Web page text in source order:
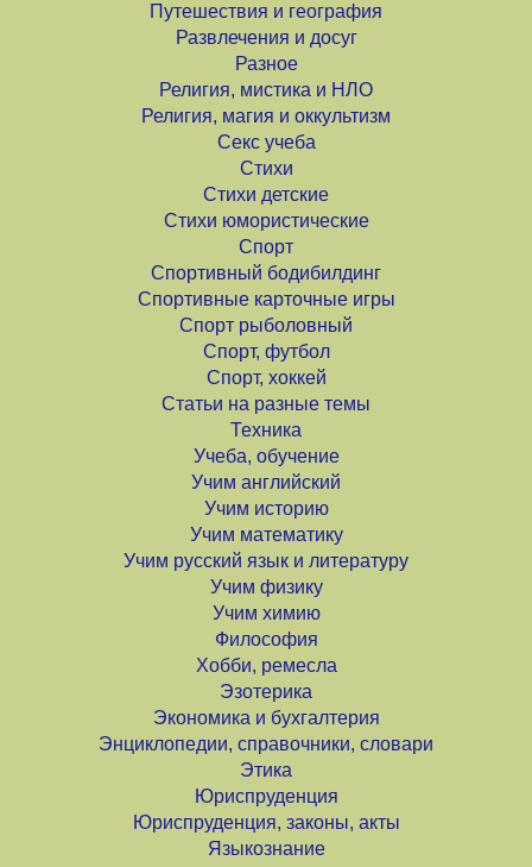
Путешествия и география
Развлечения и досуг
Разное
Религия, мистика и НЛО
Религия, магия и оккультизм
Секс учеба
Стихи
Стихи детские
Стихи юмористические
Спорт
Спортивный бодибилдинг
Спортивные карточные игры
Спорт рыболовный
Спорт, футбол
Спорт, хоккей
Статьи на разные темы
Техника
Учеба, обучение
Учим английский
Учим историю
Учим математику
Учим русский язык и литературу
Учим физику
Учим химию
Философия
Хобби, ремесла
Эзотерика
Экономика и бухгалтерия
Энциклопедии, справочники, словари
Этика
Юриспруденция
Юриспруденция, законы, акты
Языкознание